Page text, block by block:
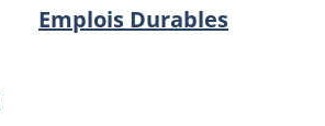
Emplois Durables